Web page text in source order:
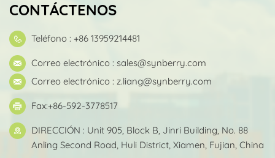
CONTÁCTENOS
Teléfono : +86 13959214481
Correo electrónico : sales@synberry.com
Correo electrónico : z.liang@synberry.com
Fax:+86-592-3778517
DIRECCIÓN : Unit 905, Block B, Jinri Building, No. 88
Anling Second Road, Huli District, Xiamen, Fujian, China